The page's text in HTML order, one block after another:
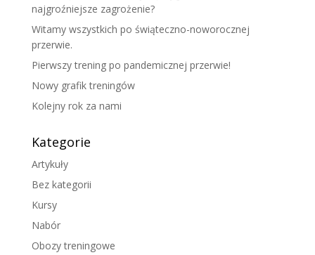
najgroźniejsze zagrożenie?
Witamy wszystkich po świąteczno-noworocznej
przerwie.
Pierwszy trening po pandemicznej przerwie!
Nowy grafik treningów
Kolejny rok za nami
Kategorie
Artykuły
Bez kategorii
Kursy
Nabór
Obozy treningowe